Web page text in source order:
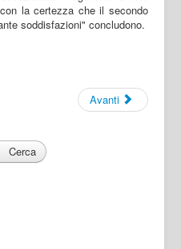
la certezza che il secondo
soddisfazioni" concludono.
Avanti
Cerca